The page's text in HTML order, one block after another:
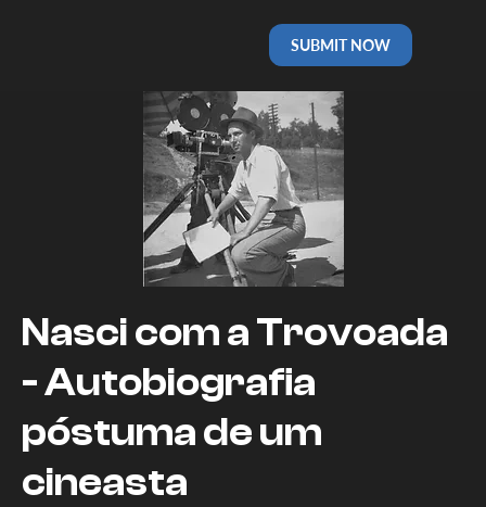
SUBMIT NOW
Nasci com a Trovoada
- Autobiografia
póstuma de um
cineasta